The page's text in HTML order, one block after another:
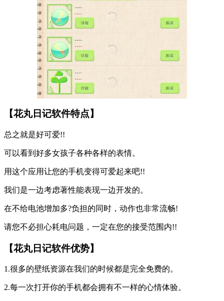
【花丸日记软件特点】
总之就是好可爱!!
可以看到好多女孩子各种各样的表情。
用这个应用让您的手机变得可爱起来吧!!
我们是一边考虑著性能表现一边开发的。
在不给电池增加多?负担的同时，动作也非常流畅!
请您不必担心耗电问题，一定在您的接受范围内!!
【花丸日记软件优势】
1.很多的壁纸资源在我们的时候都是完全免费的。
2.每一次打开你的手机都会拥有不一样的心情体验。